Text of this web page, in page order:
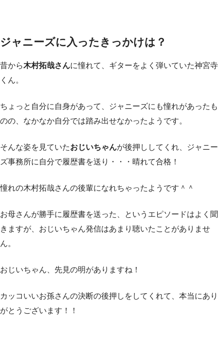
ジャニーズに入ったきっかけは？
昔から木村拓哉さんに憧れて、ギターをよく弾いていた神宮寺
くん。
ちょっと自分に自身があって、ジャニーズにも憧れがあったも
のの、なかなか自分では踏み出せなかったようです。
そんな姿を見ていたおじいちゃんが後押ししてくれ、ジャニー
ズ事務所に自分で履歴書を送り・・・晴れて合格！
憧れの木村拓哉さんの後輩になれちゃったようです＾＾
お母さんが勝手に履歴書を送った、というエピソードはよく聞
きますが、おじいちゃん発信はあまり聴いたことがありませ
ん。
おじいちゃん、先見の明がありますね！
カッコいいお孫さんの決断の後押しをしてくれて、本当にあり
がとうございます！！